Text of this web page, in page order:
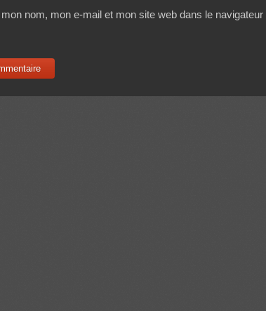
nom, mon e-mail et mon site web dans le